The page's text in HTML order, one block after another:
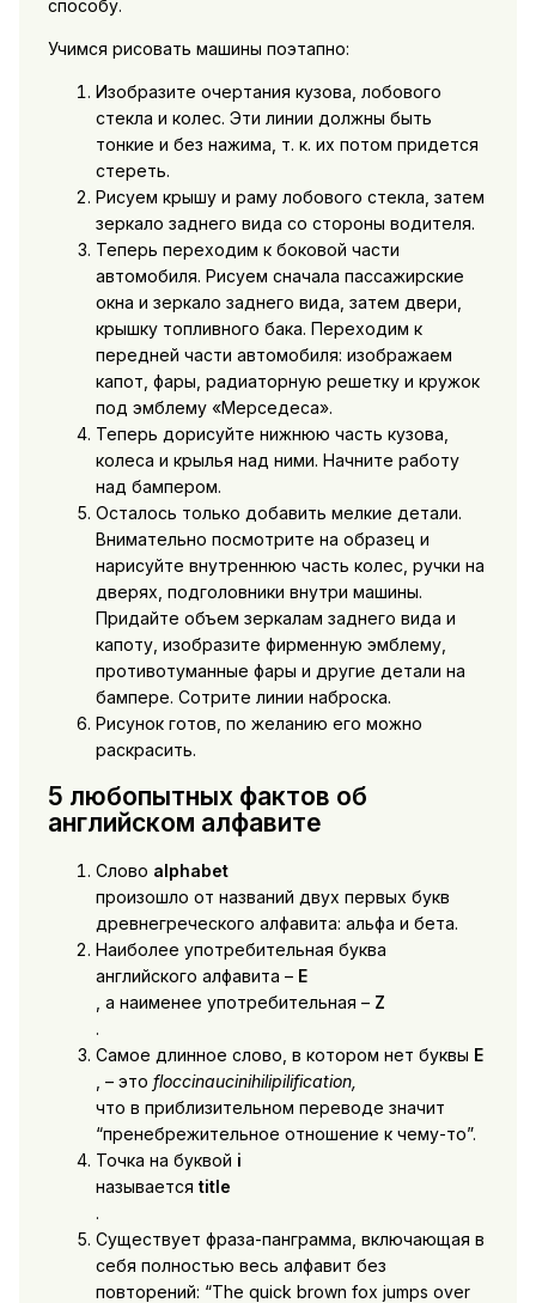
способу.
Учимся рисовать машины поэтапно:
Изобразите очертания кузова, лобового
стекла и колес. Эти линии должны быть
тонкие и без нажима, т. к. их потом придется
стереть.
Рисуем крышу и раму лобового стекла, затем
зеркало заднего вида со стороны водителя.
Теперь переходим к боковой части
автомобиля. Рисуем сначала пассажирские
окна и зеркало заднего вида, затем двери,
крышку топливного бака. Переходим к
передней части автомобиля: изображаем
капот, фары, радиаторную решетку и кружок
под эмблему «Мерседеса».
Теперь дорисуйте нижнюю часть кузова,
колеса и крылья над ними. Начните работу
над бампером.
Осталось только добавить мелкие детали.
Внимательно посмотрите на образец и
нарисуйте внутреннюю часть колес, ручки на
дверях, подголовники внутри машины.
Придайте объем зеркалам заднего вида и
капоту, изобразите фирменную эмблему,
противотуманные фары и другие детали на
бампере. Сотрите линии наброска.
Рисунок готов, по желанию его можно
раскрасить.
5 любопытных фактов об
английском алфавите
Слово alphabet
произошло от названий двух первых букв
древнегреческого алфавита: альфа и бета.
Наиболее употребительная буква
английского алфавита – E
, а наименее употребительная – Z
.
Самое длинное слово, в котором нет буквы E
, – это floccinaucinihilipilification,
что в приблизительном переводе значит
“пренебрежительное отношение к чему-то”.
Точка на буквой i
называется title
.
Существует фраза-панграмма, включающая в
себя полностью весь алфавит без
повторений: “The quick brown fox jumps over